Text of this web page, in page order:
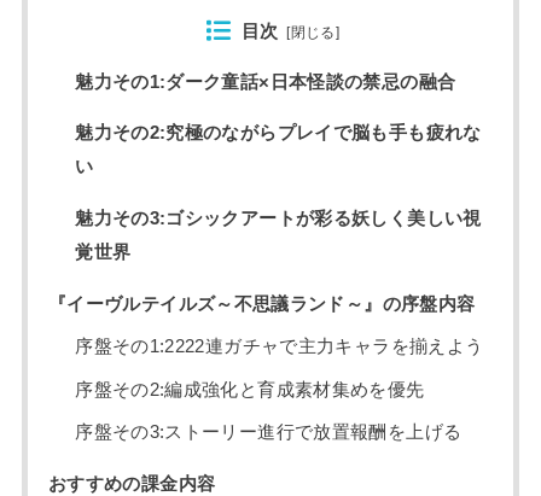
目次 [閉じる]
魅力その1:ダーク童話×日本怪談の禁忌の融合
魅力その2:究極のながらプレイで脳も手も疲れな
い
魅力その3:ゴシックアートが彩る妖しく美しい視
覚世界
『イーヴルテイルズ～不思議ランド～』の序盤内容
序盤その1:2222連ガチャで主力キャラを揃えよう
序盤その2:編成強化と育成素材集めを優先
序盤その3:ストーリー進行で放置報酬を上げる
おすすめの課金内容